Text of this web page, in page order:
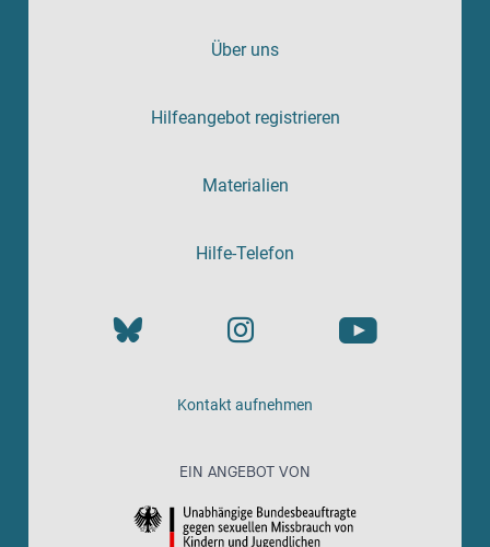
Über uns
Hilfeangebot registrieren
Materialien
Hilfe-Telefon
Kontakt aufnehmen
EIN ANGEBOT VON